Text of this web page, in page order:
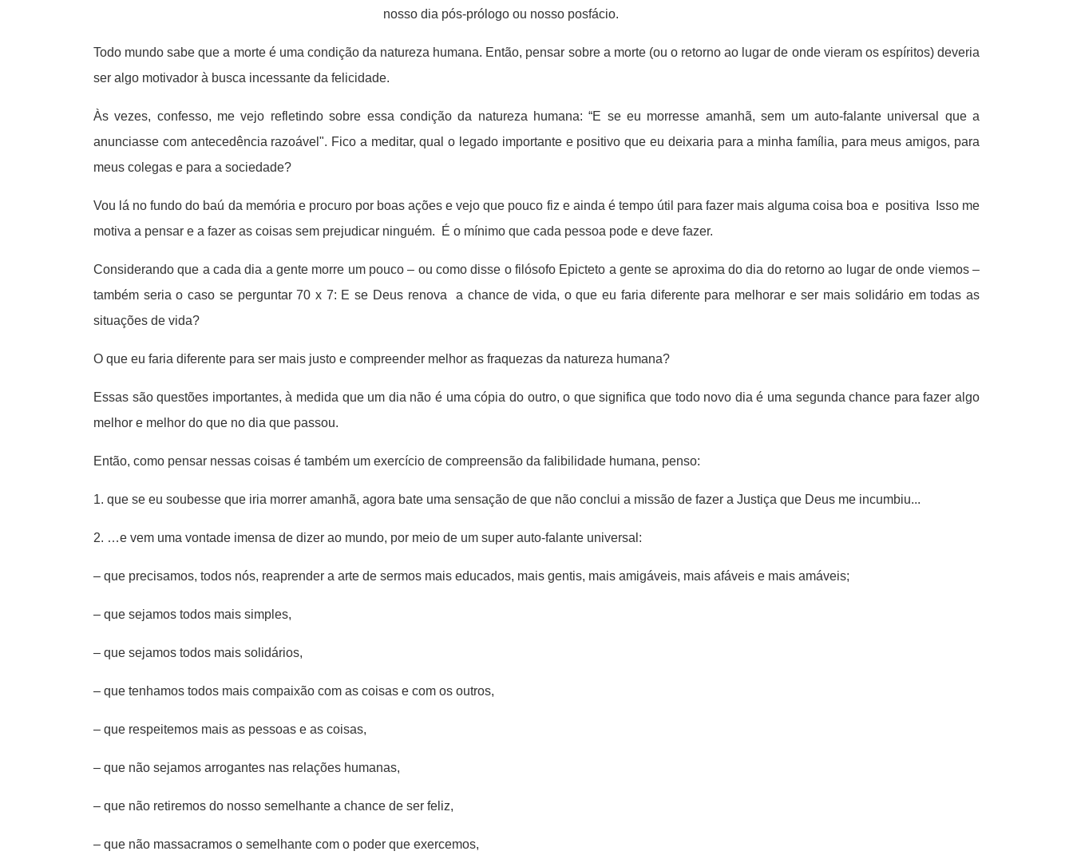
nosso dia pós-prólogo ou nosso posfácio.
Todo mundo sabe que a morte é uma condição da natureza humana. Então, pensar sobre a morte (ou o retorno ao lugar de onde vieram os espíritos) deveria
ser algo motivador à busca incessante da felicidade.
Às vezes, confesso, me vejo refletindo sobre essa condição da natureza humana: “E se eu morresse amanhã, sem um auto-falante universal que a
anunciasse com antecedência razoável". Fico a meditar, qual o legado importante e positivo que eu deixaria para a minha família, para meus amigos, para
meus colegas e para a sociedade?
Vou lá no fundo do baú da memória e procuro por boas ações e vejo que pouco fiz e ainda é tempo útil para fazer mais alguma coisa boa e positiva Isso me
motiva a pensar e a fazer as coisas sem prejudicar ninguém. É o mínimo que cada pessoa pode e deve fazer.
Considerando que a cada dia a gente morre um pouco – ou como disse o filósofo Epicteto a gente se aproxima do dia do retorno ao lugar de onde viemos –
também seria o caso se perguntar 70 x 7: E se Deus renova a chance de vida, o que eu faria diferente para melhorar e ser mais solidário em todas as
situações de vida?
O que eu faria diferente para ser mais justo e compreender melhor as fraquezas da natureza humana?
Essas são questões importantes, à medida que um dia não é uma cópia do outro, o que significa que todo novo dia é uma segunda chance para fazer algo
melhor e melhor do que no dia que passou.
Então, como pensar nessas coisas é também um exercício de compreensão da falibilidade humana, penso:
1. que se eu soubesse que iria morrer amanhã, agora bate uma sensação de que não conclui a missão de fazer a Justiça que Deus me incumbiu...
2. …e vem uma vontade imensa de dizer ao mundo, por meio de um super auto-falante universal:
– que precisamos, todos nós, reaprender a arte de sermos mais educados, mais gentis, mais amigáveis, mais afáveis e mais amáveis;
– que sejamos todos mais simples,
– que sejamos todos mais solidários,
– que tenhamos todos mais compaixão com as coisas e com os outros,
– que respeitemos mais as pessoas e as coisas,
– que não sejamos arrogantes nas relações humanas,
– que não retiremos do nosso semelhante a chance de ser feliz,
– que não massacramos o semelhante com o poder que exercemos,